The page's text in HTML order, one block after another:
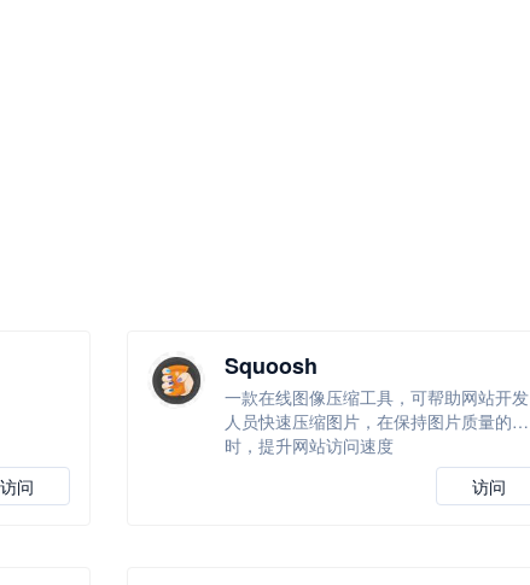
访问
Squoosh
一款在线图像压缩工具，可帮助网站开发
人员快速压缩图片，在保持图片质量的同
时，提升网站访问速度
访问